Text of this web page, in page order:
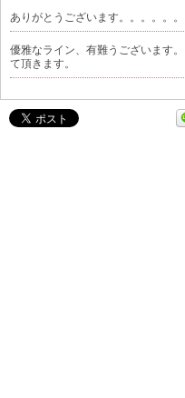
ありがとうございます。。。。。。
優雅なライン、有難うございます
て頂きます。